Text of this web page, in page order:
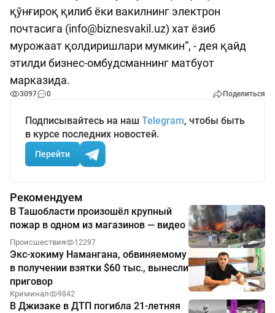
қўнғироқ қилиб ёки вакилнинг электрон
почтасига (info@biznesvakil.uz) хат ёзиб
мурожаат қолдиришлари мумкин“, - дея қайд
этилди бизнес-омбудсманнинг матбуот
марказида.
3097 0 Поделиться
Подписывайтесь на наш Telegram, чтобы быть
в курсе последних новостей.
Перейти
Рекомендуем
В Ташобласти произошёл крупный
пожар в одном из магазинов — видео
Происшествия 12297
Экс-хокиму Намангана, обвиняемому
в получении взятки $60 тыс., вынесли
приговор
Криминал 9842
В Джизаке в ДТП погибла 21-летняя